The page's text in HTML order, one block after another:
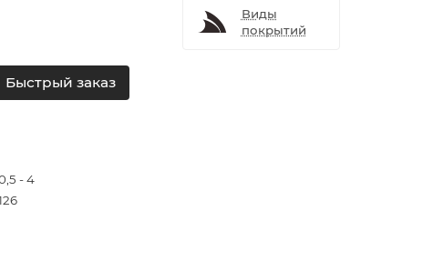
Быстрый заказ
- 4
Виды
покрытий